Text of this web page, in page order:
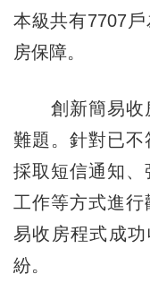
本級共有7707
房保障。
創新簡易收房
難題。針對已不
採取短信通知、
工作等方式進
易收房程式成
紛。